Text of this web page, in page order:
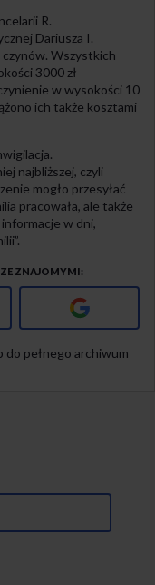
R.
Dariusza I.
czynów. Wszystkich
3000 zł
w wysokości 10
ich także kosztami
najbliższej, czyli
mogło przesyłać
pracowała, ale także
w dni,
ZNAJOMYMI
Google+
do pełnego archiwum